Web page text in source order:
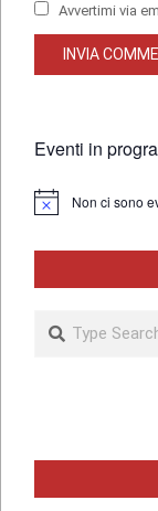
Avvertimi via
Eventi in
Notice Non ci sono
Search